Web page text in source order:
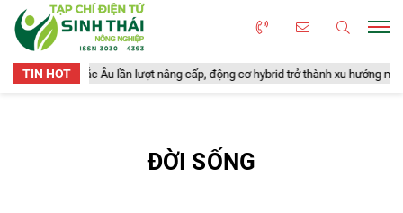
TIN HOT
dương Bắc Âu lần lượt nâng cấp, động cơ hybrid trở thành xu hướng mới
ĐỜI SỐNG